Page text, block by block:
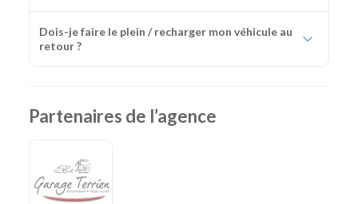
Dois-je faire le plein / recharger mon véhicule au
retour ?
Partenaires de l’agence